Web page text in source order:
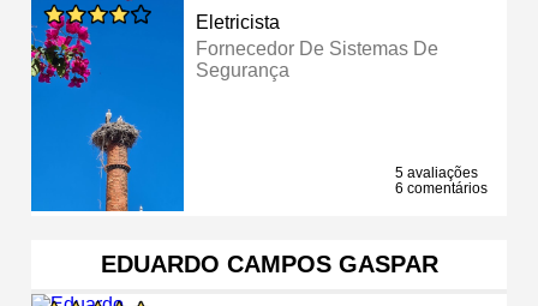
Eletricista
Fornecedor De Sistemas De
Segurança
5 avaliações
6 comentários
EDUARDO CAMPOS GASPAR